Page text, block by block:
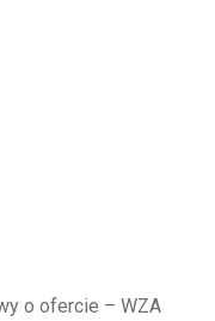
o ofercie – WZA